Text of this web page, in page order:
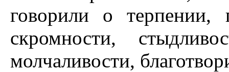
говорили о
скромности,
молчаливости,